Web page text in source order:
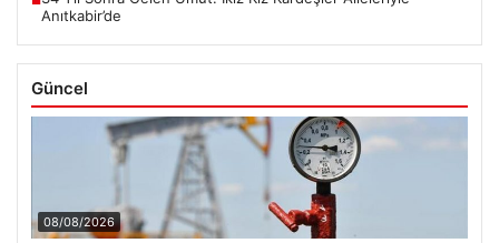
Anıtkabir’de
Güncel
08/08/2026